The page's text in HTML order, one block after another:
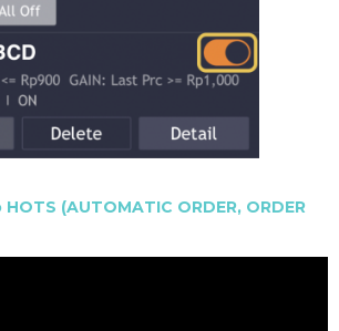
(AUTOMATIC ORDER, ORDER